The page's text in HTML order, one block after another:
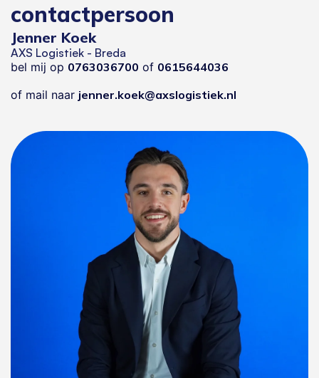
contactpersoon
Jenner Koek
AXS Logistiek - Breda
bel mij op 0763036700 of 0615644036
of mail naar jenner.koek@axslogistiek.nl